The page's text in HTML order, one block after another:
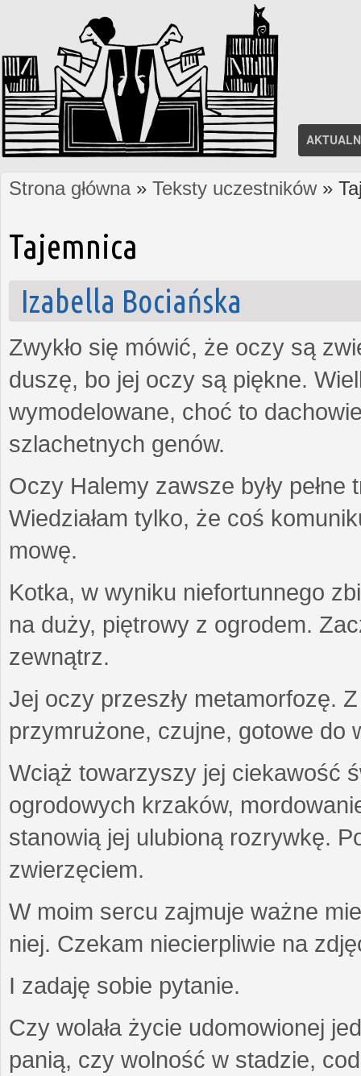
Jesteś tutaj
Strona główna» Teksty uczestników»
Tajemnica
Izabella Bociańska
Zwykło się mówić, że oczy są
duszę, bo jej oczy są piękne.
wymodelowane, choć to
szlachetnych genów.
Oczy Halemy zawsze były
Wiedziałam tylko, że coś
mowę.
Kotka, w wyniku niefortunnego
na duży, piętrowy z ogrodem.
zewnątrz.
Jej oczy przeszły metamorfozę.
przymrużone, czujne, gotowe do
Wciąż towarzyszy jej ciekawość
ogrodowych krzaków,
stanowią jej ulubioną rozrywkę.
zwierzęciem.
W moim sercu zajmuje ważne
niej. Czekam niecierpliwie na
I zadaję sobie pytanie.
Czy wolała życie udomowionej
panią, czy wolność w stadzie,